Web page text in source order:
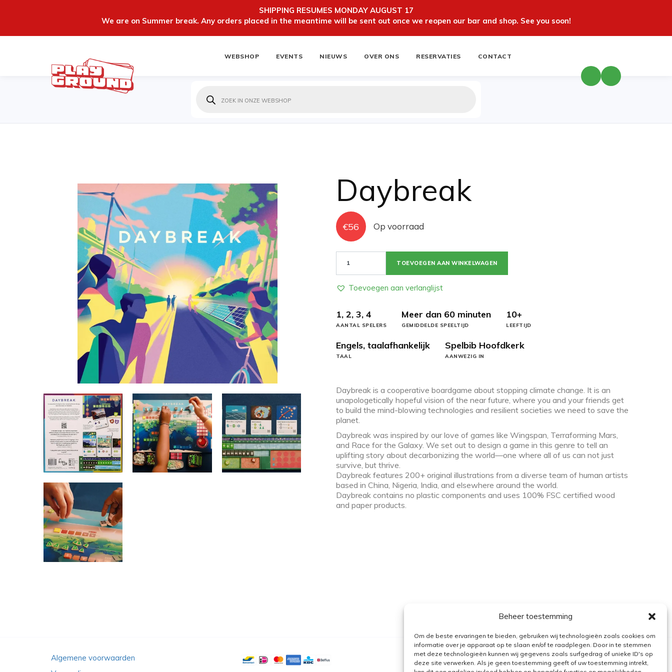
SHIPPING RESUMES MONDAY AUGUST 17
We are on Summer break. Any orders placed in the meantime will be sent out once we reopen our bar and shop. See you soon!
Beheer toestemming
Om de beste ervaringen te bieden, gebruiken wij technologieën zoals cookies om
informatie over je apparaat op te slaan en/of te raadplegen. Door in te stemmen
met deze technologieën kunnen wij gegevens zoals surfgedrag of unieke ID's op
deze site verwerken. Als je geen toestemming geeft of uw toestemming intrekt,
WEBSHOP EVENTS NIEUWS OVER ONS RESERVATIES CONTACT
zoeken
Daybreak
€56 Op voorraad
aantal
TOEVOEGEN AAN WINKELWAGEN
Toevoegen aan verlanglijst
1, 2, 3, 4
AANTAL SPELERS
Meer dan 60 minuten
GEMIDDELDE SPEELTIJD
10+
LEEFTIJD
Engels, taalafhankelijk
TAAL
Spelbib Hoofdkerk
AANWEZIG IN
Daybreak is a cooperative boardgame about stopping climate change. It is an
unapologetically hopeful vision of the near future, where you and your friends get
to build the mind-blowing technologies and resilient societies we need to save the
planet.
Daybreak was inspired by our love of games like Wingspan, Terraforming Mars,
and Race for the Galaxy. We set out to design a game in this genre to tell an
uplifting story about decarbonizing the world—one where all of us can not just
survive, but thrive.
Daybreak features 200+ original illustrations from a diverse team of human artists
based in China, Nigeria, India, and elsewhere around the world.
Daybreak contains no plastic components and uses 100% FSC certified wood
and paper products.
Algemene voorwaarden